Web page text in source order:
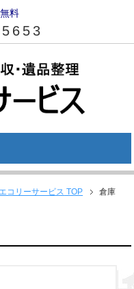
料
コリーサービス TOP 倉庫